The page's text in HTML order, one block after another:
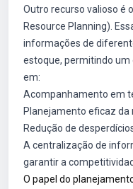
Outro recurso valioso é
Resource Planning).
informações de
estoque, permitindo um
em:
Acompanhamento em
Planejamento eficaz da
Redução de
A centralização de
garantir a
O papel do